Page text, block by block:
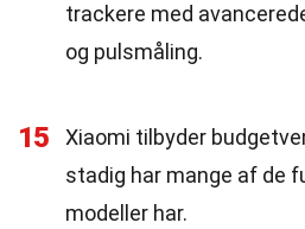
trackere med
og pulsmåling.
15
Xiaomi tilbyder
stadig har mange af de
modeller har.